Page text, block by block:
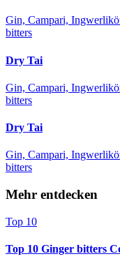
Gin, Campari,
bitters
Dry Tai
Gin, Campari,
bitters
Dry Tai
Gin, Campari,
bitters
Mehr entdecken
Top 10
Top 10 Ginger bitters